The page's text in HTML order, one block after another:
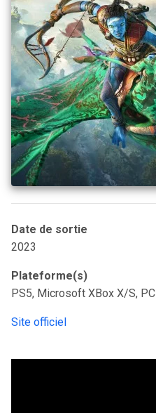
Date de sortie
2023
Plateforme(s)
PS5, Microsoft XBox X/S, PC
Site officiel